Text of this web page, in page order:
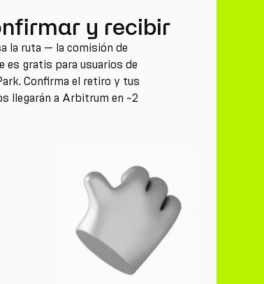
y recibir
la ruta — la comisión de
es gratis para usuarios de
Confirma el retiro y tus
llegarán a Arbitrum en ~2